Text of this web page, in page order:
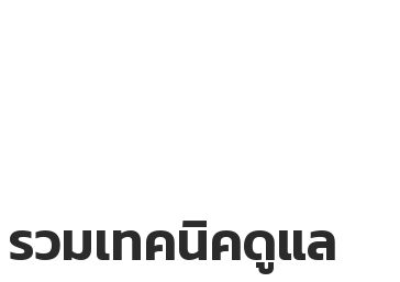
รวมเทคนิคดูแล